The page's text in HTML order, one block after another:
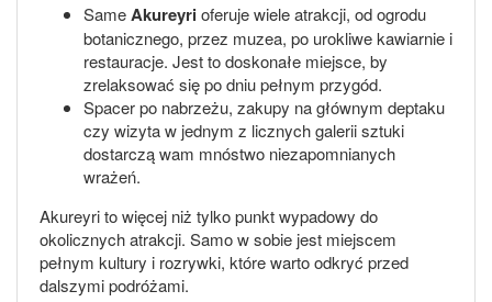
SameAkureyrioferuje wiele atrakcji, od ogrodu
botanicznego, przez muzea, po urokliwe kawiarnie i
restauracje. Jest to doskonałe miejsce, by
zrelaksować się po dniu pełnym przygód.
Spacer po nabrzeżu, zakupy na głównym deptaku
czy wizyta w jednym z licznych galerii sztuki
dostarczą wam mnóstwo niezapomnianych
wrażeń.
Akureyri to więcej niż tylko punkt wypadowy do
okolicznych atrakcji. Samo w sobie jest miejscem
pełnym kultury i rozrywki, które warto odkryć przed
dalszymi podróżami.